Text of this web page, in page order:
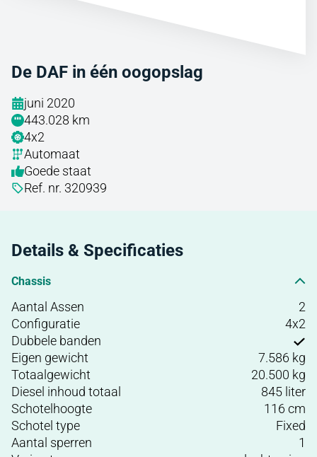
De DAF in één oogopslag
juni 2020
443.028 km
4x2
Automaat
Goede staat
Ref. nr. 320939
Details & Specificaties
Chassis
Aantal Assen
2
Configuratie
4x2
Dubbele banden
Eigen gewicht
7.586 kg
Totaalgewicht
20.500 kg
Diesel inhoud totaal
845 liter
Schotelhoogte
116 cm
Schotel type
Fixed
Aantal sperren
1